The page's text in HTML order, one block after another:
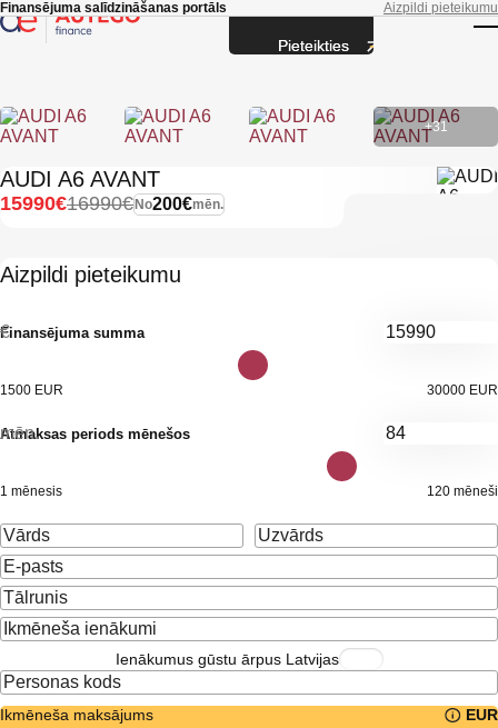
Skip to main content
Finansējuma salīdzināšanas portāls Aizpildi pieteikumu
+31
AUDI A6 AVANT
No200€mēn.
16990€
15990€
Aizpildi pieteikumu
Finansējuma summa
€
1500 EUR 30000 EUR
Atmaksas periods mēnešos
mēn.
1 mēnesis 120 mēneši
Ienākumus gūstu ārpus Latvijas
Ikmēneša maksājums EUR